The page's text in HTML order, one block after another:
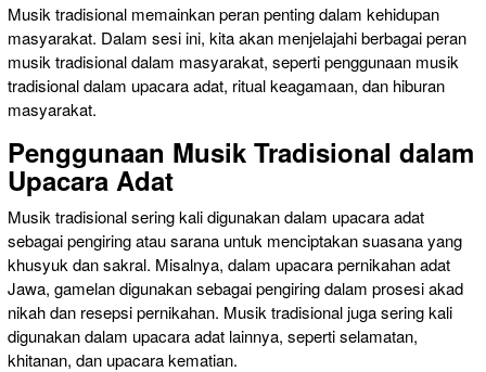
Musik tradisional memainkan peran penting dalam kehidupan
masyarakat. Dalam sesi ini, kita akan menjelajahi berbagai peran
musik tradisional dalam masyarakat, seperti penggunaan musik
tradisional dalam upacara adat, ritual keagamaan, dan hiburan
masyarakat.
Penggunaan Musik Tradisional dalam
Upacara Adat
Musik tradisional sering kali digunakan dalam upacara adat
sebagai pengiring atau sarana untuk menciptakan suasana yang
khusyuk dan sakral. Misalnya, dalam upacara pernikahan adat
Jawa, gamelan digunakan sebagai pengiring dalam prosesi akad
nikah dan resepsi pernikahan. Musik tradisional juga sering kali
digunakan dalam upacara adat lainnya, seperti selamatan,
khitanan, dan upacara kematian.